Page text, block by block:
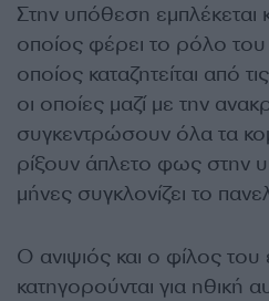
Στην υπόθεση εμπλέκεται
οποίος φέρει το ρόλο
οποίος καταζητείται από
οι οποίες μαζί με την
συγκεντρώσουν όλα τα
ρίξουν άπλετο φως στην
μήνες συγκλονίζει το
Ο ανιψιός και ο φίλος του
κατηγορούνται για ηθική